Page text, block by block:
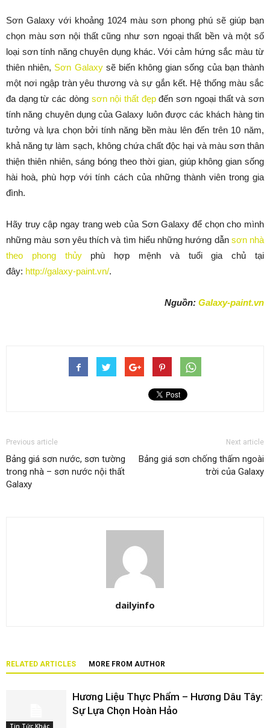
Sơn Galaxy với khoảng 1024 màu sơn phong phú sẽ giúp bạn
chọn màu sơn nội thất cũng như sơn ngoại thất bền và một số
loại sơn tính năng chuyên dụng khác. Với cảm hứng sắc màu từ
thiên nhiên, Sơn Galaxysẽ biến không gian sống của bạn thành
một nơi ngập tràn yêu thương và sự gắn kết. Hệ thống màu sắc
đa dạng từ các dòng sơn nội thất đẹpđến sơn ngoại thất và sơn
tính năng chuyên dụng của Galaxy luôn được các khách hàng tin
tưởng và lựa chọn bởi tính năng bền màu lên đến trên 10 năm,
khả năng tự làm sạch, không chứa chất độc hại và màu sơn thân
thiện thiên nhiên, sáng bóng theo thời gian, giúp không gian sống
hài hoà, phù hợp với tính cách của những thành viên trong gia
đình.
Hãy truy cập ngay trang web của Sơn Galaxy để chọn cho mình
những màu sơn yêu thích và tìm hiểu những hướng dẫn sơn nhà
theo phong thủyphù hợp mệnh và tuổi gia chủ tại
đây: http://galaxy-paint.vn/.
Nguồn: Galaxy-paint.vn
Previous article
Bảng giá sơn nước, sơn tường
trong nhà – sơn nước nội thất
Galaxy
Next article
Bảng giá sơn chống thấm ngoài
trời của Galaxy
dailyinfo
RELATED ARTICLES MORE FROM AUTHOR
Tin Tức Khác
Hương Liệu Thực Phẩm – Hương Dâu Tây:
Sự Lựa Chọn Hoàn Hảo